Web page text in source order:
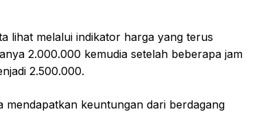
lihat melalui indikator harga yang terus
2.000.000 kemudia setelah beberapa jam
2.500.000.
mendapatkan keuntungan dari berdagang